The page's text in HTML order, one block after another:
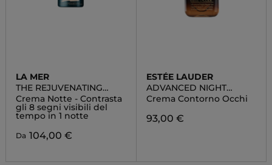
LA MER
THE REJUVENATING
NIGHT CREAM
Crema Notte - Contrasta
gli 8 segni visibili del
tempo in 1 notte
Da 104,00 €
ESTÉE LAUDER
ADVANCED NIGHT
REPAIR EYE GEL CREAM
Crema Contorno Occhi
93,00 €